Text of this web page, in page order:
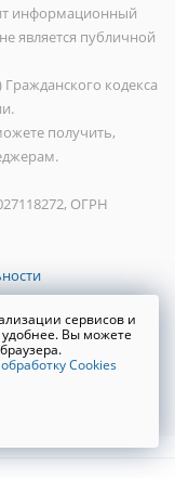
информационный
является публичной
кодекса
получить,
ОГРН
сервисов и
удобнее. Вы можете
Cookies